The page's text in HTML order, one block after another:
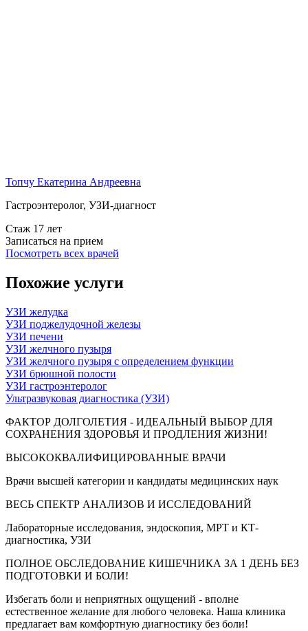
Топчу Екатерина Андреевна
Гастроэнтеролог, УЗИ-диагност
Стаж 17 лет
Записаться на прием
Посмотреть всех врачей
Похожие услуги
УЗИ желудка
УЗИ поджелудочной железы
УЗИ печени
УЗИ желчного пузыря
УЗИ желчного пузыря с определением функции
УЗИ брюшной полости
УЗИ гастроэнтеролог
Ультразвуковая диагностика (УЗИ)
ФАКТОР ДОЛГОЛЕТИЯ - ИДЕАЛЬНЫЙ ВЫБОР ДЛЯ
СОХРАНЕНИЯ ЗДОРОВЬЯ И ПРОДЛЕНИЯ ЖИЗНИ!
ВЫСОКОКВАЛИФИЦИРОВАННЫЕ ВРАЧИ
Врачи высшей категории и кандидаты медицинских наук
ВЕСЬ СПЕКТР АНАЛИЗОВ И ИССЛЕДОВАНИЙ
Лабораторные исследования, эндоскопия, МРТ и КТ-
диагностика, УЗИ
ПОЛНОЕ ОБСЛЕДОВАНИЕ КИШЕЧНИКА ЗА 1 ДЕНЬ БЕЗ
ПОДГОТОВКИ И БОЛИ!
Избегать боли и неприятных ощущений - вполне
естественное желание для любого человека. Наша клиника
предлагает вам комфортную диагностику без боли!